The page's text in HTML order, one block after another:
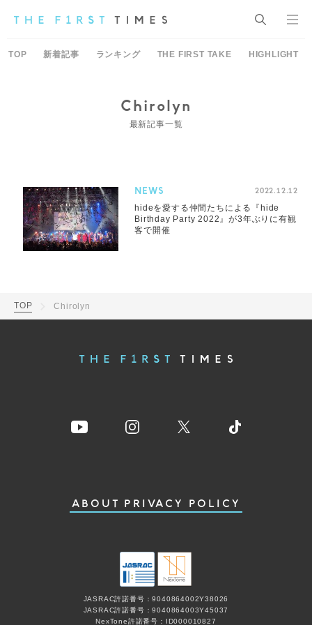
TOP 新着記事 ランキング THE FIRST TAKE HIGHLIGHT
Chirolyn
最新記事一覧
NEWS 2022.12.12
hideを愛する仲間たちによる『hide
Birthday Party 2022』が3年ぶりに有観
客で開催
TOP Chirolyn
ABOUT PRIVACY POLICY
JASRAC許諾番号：9040864002Y38026
JASRAC許諾番号：9040864003Y45037
NexTone許諾番号：ID000010827